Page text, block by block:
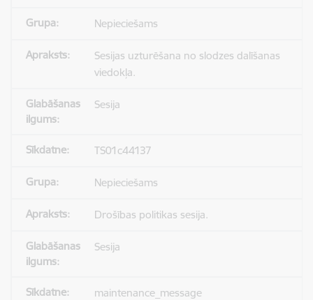
Nepieciešams
Sesijas uzturēšana no slodzes dalīšanas
viedokļa.
Sesija
TS01c44137
Nepieciešams
Drošības politikas sesija.
Sesija
maintenance_message